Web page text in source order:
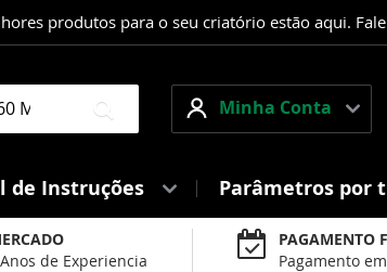
produtos para o seu criatório estão aqui.
Minha
Conta
Minha Conta
Pesquisa
de Instruções Parâmetros por
de Experiencia
PAGAMENTO
Pagamento